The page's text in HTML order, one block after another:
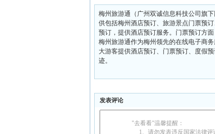
梅州旅游通（广州双诚信息科技公司旗
供包括梅州酒店预订、旅游景点门票预
预订，提供酒店预订服务。门票预订方
梅州旅游通作为梅州领先的在线电子商
大游客提供酒店预订、门票预订、度假
迹。
发表评论
"去看看"温馨提醒：
1、请勿发表违反国家法律评